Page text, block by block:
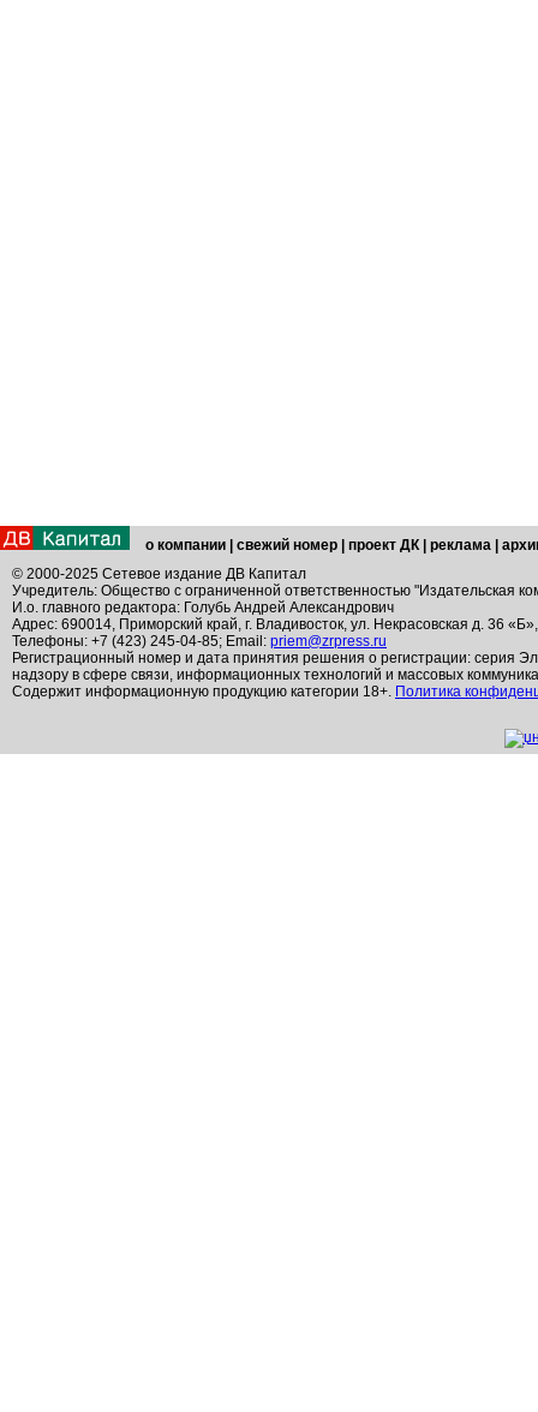
о компании свежий номер проект ДК реклама
© 2000-2025 Сетевое издание ДВ Капитал
Учредитель: Общество с ограниченной ответственностью "Издательская
И.о. главного редактора: Голубь Андрей Александрович
Адрес: 690014, Приморский край, г. Владивосток, ул. Некрасовская д. 36
Телефоны: +7 (423) 245-04-85; Email: priem@zrpress.ru
Регистрационный номер и дата принятия решения о регистрации: серия
надзору в сфере связи, информационных технологий и массовых
Содержит информационную продукцию категории 18+. Политика